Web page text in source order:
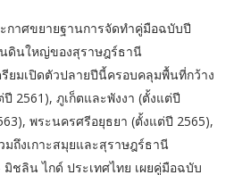
ะกาศขยายฐานการจัดทำคู่มือฉบับปี
นดินใหญ่ของสุราษฎร์ธานี
ยมเปิดตัวปลายปีนี้ครอบคลุมพื้นที่กว้าง
2561), ภูเก็ตและพังงา (ตั้งแต่ปี
พระนครศรีอยุธยา (ตั้งแต่ปี 2565),
ถึงเกาะสมุยและสุราษฎร์ธานี
มิชลิน ไกด์ ประเทศไทย เผยคู่มือฉบับ